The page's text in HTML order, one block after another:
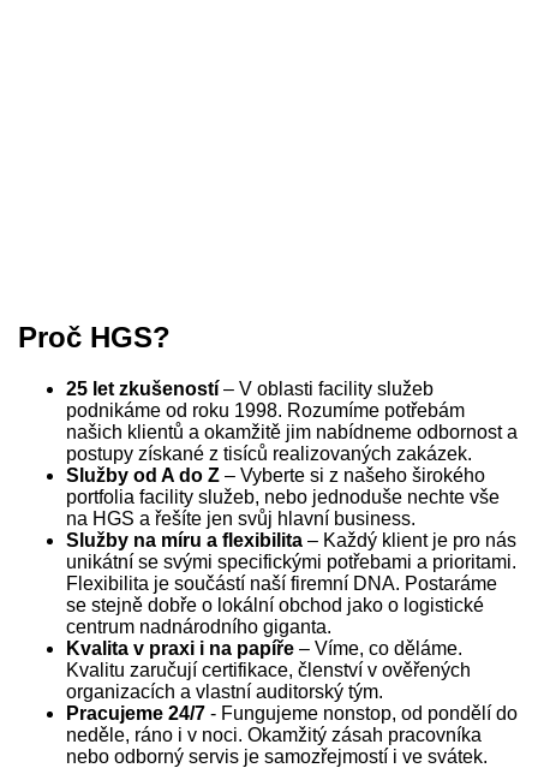
Proč HGS?
25 let zkušeností – V oblasti facility služeb
podnikáme od roku 1998. Rozumíme potřebám
našich klientů a okamžitě jim nabídneme odbornost a
postupy získané z tisíců realizovaných zakázek.
Služby od A do Z – Vyberte si z našeho širokého
portfolia facility služeb, nebo jednoduše nechte vše
na HGS a řešíte jen svůj hlavní business.
Služby na míru a flexibilita – Každý klient je pro nás
unikátní se svými specifickými potřebami a prioritami.
Flexibilita je součástí naší firemní DNA. Postaráme
se stejně dobře o lokální obchod jako o logistické
centrum nadnárodního giganta.
Kvalita v praxi i na papíře – Víme, co děláme.
Kvalitu zaručují certifikace, členství v ověřených
organizacích a vlastní auditorský tým.
Pracujeme 24/7 - Fungujeme nonstop, od pondělí do
neděle, ráno i v noci. Okamžitý zásah pracovníka
nebo odborný servis je samozřejmostí i ve svátek.